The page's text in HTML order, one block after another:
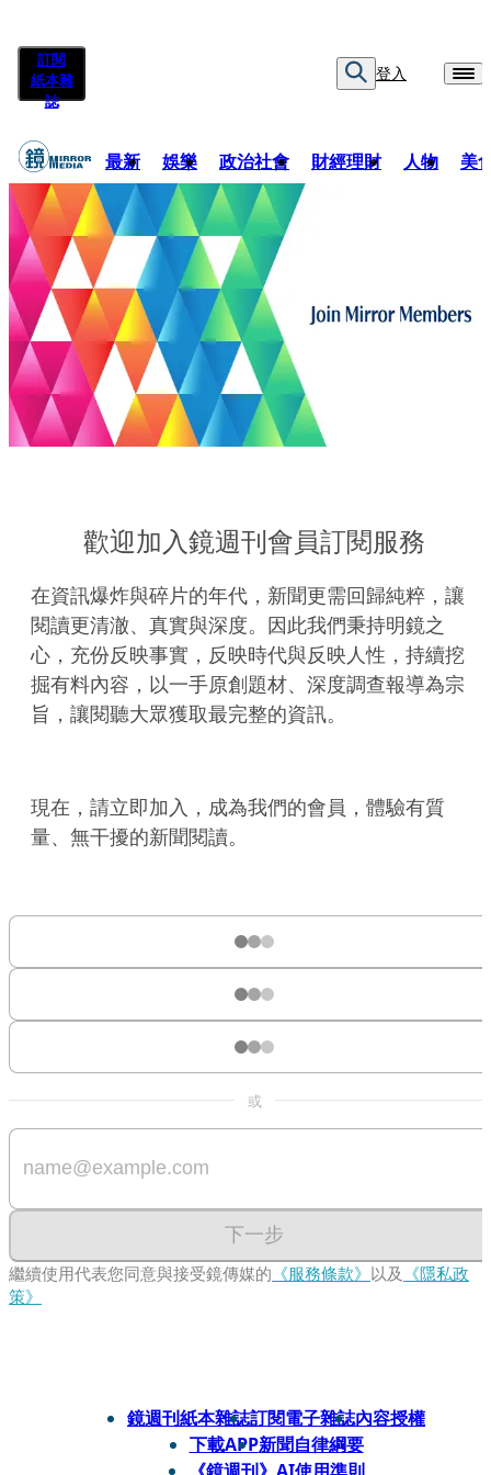
訂閱
紙本雜
誌
登入
最新 娛樂 政治社會 財經理財 人物 美
歡迎加入鏡週刊會員訂閱服務
在資訊爆炸與碎片的年代，新聞更需回歸純粹，讓
閱讀更清澈、真實與深度。因此我們秉持明鏡之
心，充份反映事實，反映時代與反映人性，持續挖
掘有料內容，以一手原創題材、深度調查報導為宗
旨，讓閱聽大眾獲取最完整的資訊。
現在，請立即加入，成為我們的會員，體驗有質
量、無干擾的新聞閱讀。
或
下一步
繼續使用代表您同意與接受鏡傳媒的 《服務條款》 以及 《隱私政
策》
鏡週刊紙本雜誌訂閱電子雜誌內容授權
下載APP新聞自律綱要